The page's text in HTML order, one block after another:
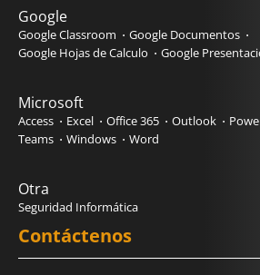
Google
Google Classroom
Google Documentos
Google Hojas de Calculo
Google
Microsoft
Access Excel Office 365 Outlook
Teams
Windows Word
Otra
Seguridad Informática
Contáctenos